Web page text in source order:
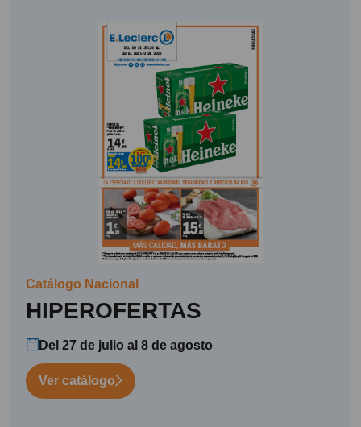
Catálogo Nacional
HIPEROFERTAS
Del 27 de julio al 8 de agosto
Ver catálogo